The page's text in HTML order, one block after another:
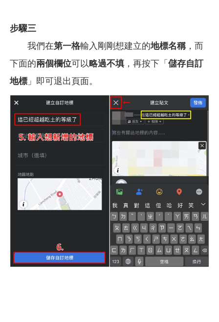
步驟三
我們在第一格輸入剛剛想建立的地標名稱，而
下面的兩個欄位可以略過不填 ，再按下「 儲存自訂
地標 」即可退出頁面。